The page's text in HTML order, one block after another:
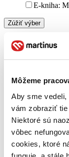
Môžeme
Aby sme vedeli,
vám zobraziť tie
Niektoré sú
vôbec
cookies, ktoré
E-kniha:
Zúžiť výber
Zoradiť
Top
Novinky
Najdrahšie
Najvyššia